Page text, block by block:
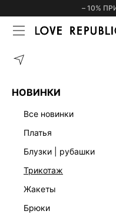
– 10%
НОВИНКИ
все новинки
платья
блузки | рубашки
трикотаж
жакеты
брюки
ГЛАВНАЯ
КОЛЛЕКЦИЯ СТУДИО